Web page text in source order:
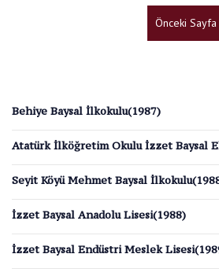
Behiye Baysal İlkokulu(1987)
Atatürk İlköğretim Okulu İzzet Baysal
Seyit Köyü Mehmet Baysal
İzzet Baysal Anadolu Lisesi(1988)
İzzet Baysal Endüstri Meslek
Önceki Sayfa